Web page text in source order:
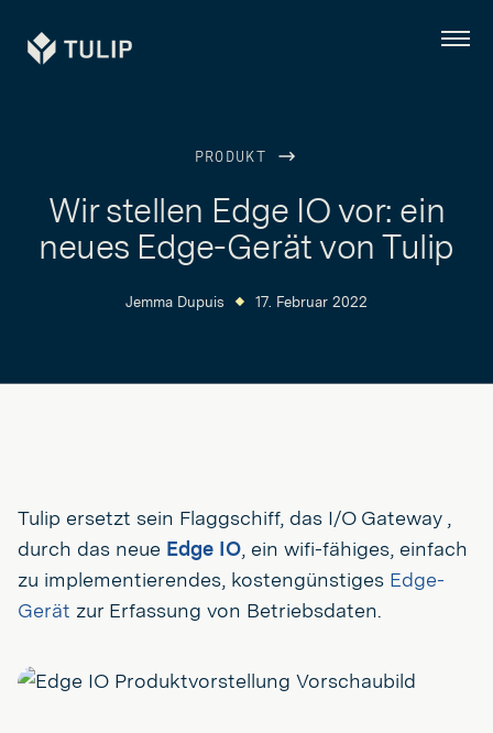
Tulip Menü
PRODUKT
Wir stellen Edge IO vor: ein
neues Edge-Gerät von Tulip
Jemma Dupuis 17. Februar 2022
Tulip ersetzt sein Flaggschiff, das I/O Gateway ,
durch das neue Edge IO, ein wifi-fähiges, einfach
zu implementierendes, kostengünstiges Edge-
Gerät zur Erfassung von Betriebsdaten.